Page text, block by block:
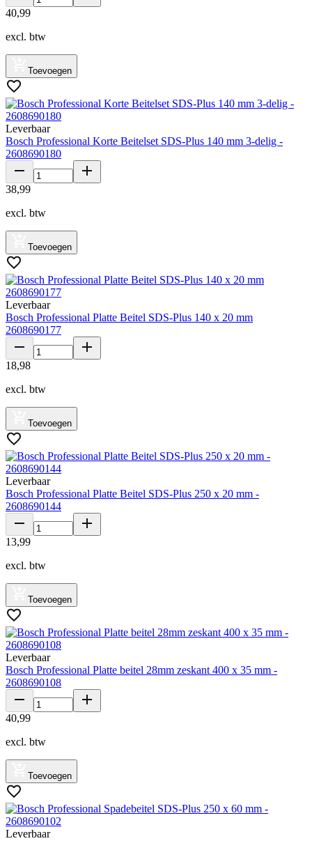
40,99
excl. btw
Toevoegen
Leverbaar
Bosch Professional Korte Beitelset SDS-Plus 140 mm 3-delig -
2608690180
38,99
excl. btw
Toevoegen
Leverbaar
Bosch Professional Platte Beitel SDS-Plus 140 x 20 mm
2608690177
18,98
excl. btw
Toevoegen
Leverbaar
Bosch Professional Platte Beitel SDS-Plus 250 x 20 mm -
2608690144
13,99
excl. btw
Toevoegen
Leverbaar
Bosch Professional Platte beitel 28mm zeskant 400 x 35 mm -
2608690108
40,99
excl. btw
Toevoegen
Leverbaar